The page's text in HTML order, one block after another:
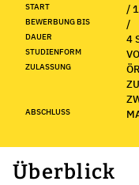
START /
BEWERBUNG BIS /
DAUER 4
STUDIENFORM
ZULASSUNG
ABSCHLUSS
Überblick